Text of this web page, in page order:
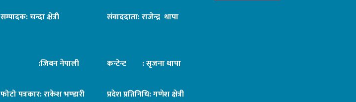
सम्पादक: चन्दा क्षेत्री संवाददाता: राजेन्द्र थापा
:जिबन नेपाली कन्टेन्ट : सृजना थापा
फोटो पत्रकार: राकेश भण्डारी
प्रदेश प्रतिनिधि: गणेश क्षेत्री